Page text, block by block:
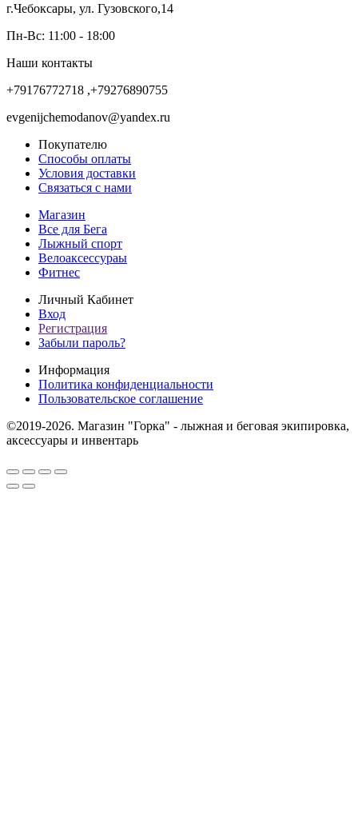
г.Чебоксары, ул. Гузовского,14
Пн-Вс: 11:00 - 18:00
Наши контакты
+79176772718 ,+79276890755
evgenijchemodanov@yandex.ru
Покупателю
Способы оплаты
Условия доставки
Связаться с нами
Магазин
Все для Бега
Лыжный спорт
Велоаксессураы
Фитнес
Личный Кабинет
Вход
Регистрация
Забыли пароль?
Информация
Политика конфиденциальности
Пользовательское соглашение
©2019-2026. Магазин "Горка" - лыжная и беговая экипировка,
аксессуары и инвентарь